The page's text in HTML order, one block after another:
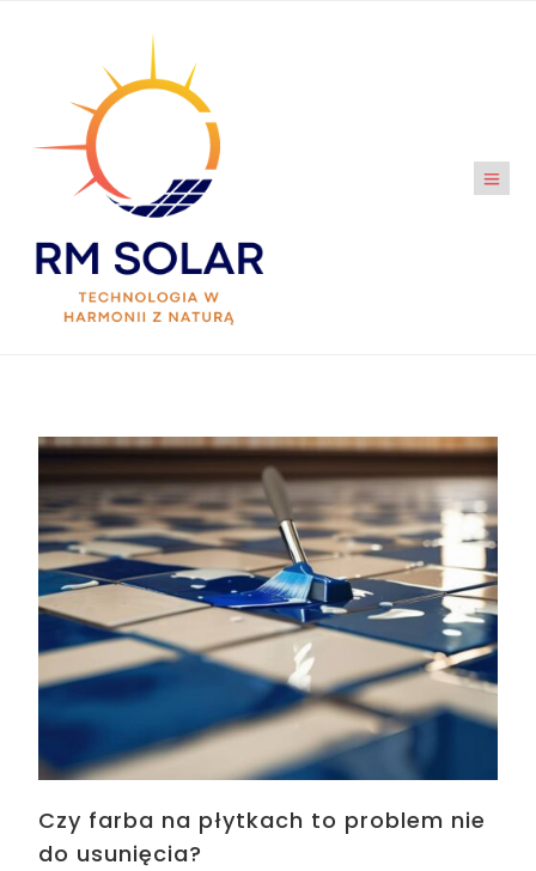
Czy farba na płytkach to problem nie
do usunięcia?